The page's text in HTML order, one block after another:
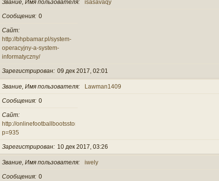
Звание, Имя пользователя isasavaqy
Сообщения 0
Сайт
http://bhpbamar.pl/system-
operacyjny-a-system-
informatyczny/
Зарегистрирован 09 дек 2017, 02:01
Звание, Имя пользователя Lawman1409
Сообщения 0
Сайт
http://onlinefootballbootsstore.co.uk/?
p=935
Зарегистрирован 10 дек 2017, 03:26
Звание, Имя пользователя iwely
Сообщения 0